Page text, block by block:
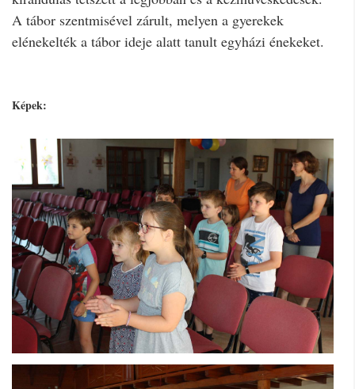
A tábor szentmisével zárult, melyen a gyerekek
elénekelték a tábor ideje alatt tanult egyházi énekeket.
Képek: